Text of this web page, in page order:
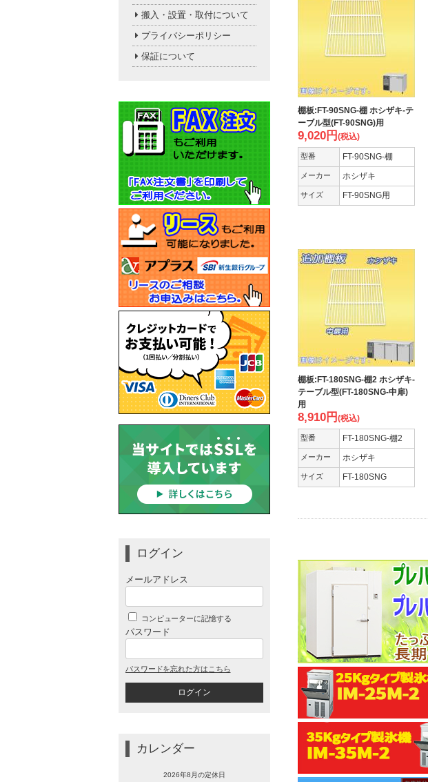
搬入・設置・取付について
プライバシーポリシー
保証について
ログイン
メールアドレス
コンピューターに記憶する
パスワード
パスワードを忘れた方はこちら
カレンダー
2026年8月の定休日
棚板:FT-90SNG-棚 ホシザキ-テ
ーブル型(FT-90SNG)用
9,020円 (税込)
型番 FT-90SNG-棚
メーカー ホシザキ
サイズ FT-90SNG用
棚板:FT-180SNG-棚2 ホシザキ-
テーブル型(FT-180SNG-中扉)
用
8,910円 (税込)
型番 FT-180SNG-棚2
メーカー ホシザキ
サイズ FT-180SNG